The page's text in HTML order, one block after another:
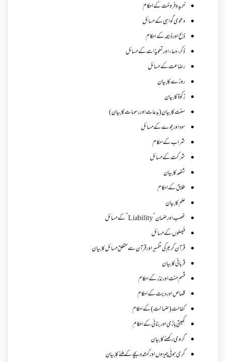
خرید و فروخت کے احکام
دعوی گواہی کے مسائل
ذبح اور ذبیحہ کے احکام
ذکر،دعاء اور تعویذات کے مسائل
رضاعت کے مسائل
روزے کا بیان
زکوة کابیان
سنت کا بیان (بدعات اور رسومات کا بیان)
سود اور جوے کے مسائل
شراب کے احکام
شرکت کے مسائل
شفعہ کا بیان
طلاق کے احکام
علم کا بیان
غصب اورضمان”Liability” کے مسائل
فیصلوں کے مسائل
قرآن کریم کی تفسیر اور قرآن سے متعلق مسائل کا بیان
قربانی کا بیان
قسم منت اور نذر کے احکام
قصاص اور دیت کے احکام
کفالت (ضمانت) کے احکام
کھیتی باڑی اور بٹائی کے احکام
گروی رکھنے کا بیان
گری ہوئی چیزوں اورگمشدہ بچے کے ملنے کا بیان